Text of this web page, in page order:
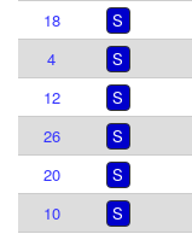
18
S
4
S
12
S
26
S
20
S
10
S